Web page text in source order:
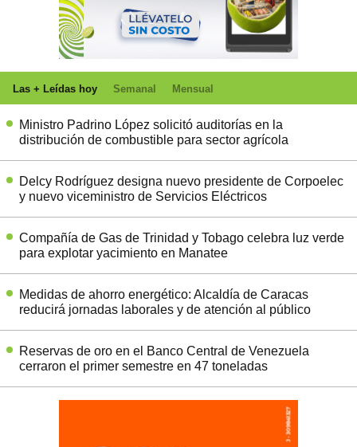
Las + Leídas hoy Semanal Mensual
Ministro Padrino López solicitó auditorías en la
distribución de combustible para sector agrícola
Delcy Rodríguez designa nuevo presidente de Corpoelec
y nuevo viceministro de Servicios Eléctricos
Compañía de Gas de Trinidad y Tobago celebra luz verde
para explotar yacimiento en Manatee
Medidas de ahorro energético: Alcaldía de Caracas
reducirá jornadas laborales y de atención al público
Reservas de oro en el Banco Central de Venezuela
cerraron el primer semestre en 47 toneladas